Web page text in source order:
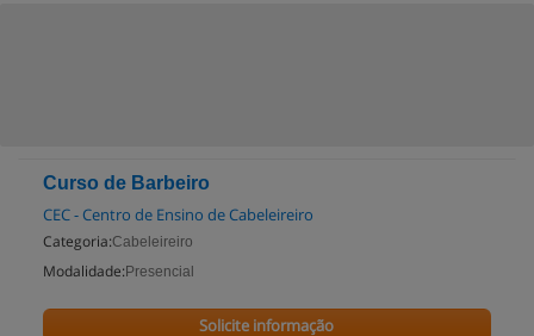
Curso de Barbeiro
CEC - Centro de Ensino de Cabeleireiro
Categoria:Cabeleireiro
Modalidade: Presencial
Solicite informação